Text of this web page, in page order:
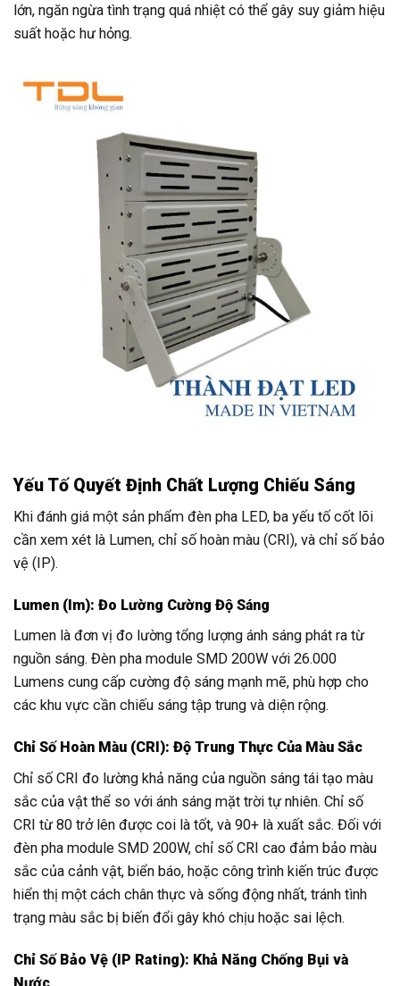
lớn, ngăn ngừa tình trạng quá nhiệt có thể gây suy giảm hiệu
suất hoặc hư hỏng.
Yếu Tố Quyết Định Chất Lượng Chiếu Sáng
Khi đánh giá một sản phẩm đèn pha LED, ba yếu tố cốt lõi
cần xem xét là Lumen, chỉ số hoàn màu (CRI), và chỉ số bảo
vệ (IP).
Lumen (lm): Đo Lường Cường Độ Sáng
Lumen là đơn vị đo lường tổng lượng ánh sáng phát ra từ
nguồn sáng. Đèn pha module SMD 200W với 26.000
Lumens cung cấp cường độ sáng mạnh mẽ, phù hợp cho
các khu vực cần chiếu sáng tập trung và diện rộng.
Chỉ Số Hoàn Màu (CRI): Độ Trung Thực Của Màu Sắc
Chỉ số CRI đo lường khả năng của nguồn sáng tái tạo màu
sắc của vật thể so với ánh sáng mặt trời tự nhiên. Chỉ số
CRI từ 80 trở lên được coi là tốt, và 90+ là xuất sắc. Đối với
đèn pha module SMD 200W, chỉ số CRI cao đảm bảo màu
sắc của cảnh vật, biển báo, hoặc công trình kiến trúc được
hiển thị một cách chân thực và sống động nhất, tránh tình
trạng màu sắc bị biến đổi gây khó chịu hoặc sai lệch.
Chỉ Số Bảo Vệ (IP Rating): Khả Năng Chống Bụi và